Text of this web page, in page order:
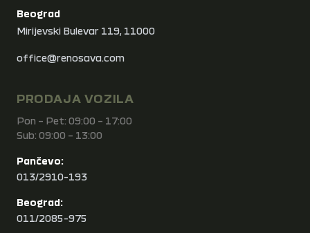
Beograd
Mirijevski Bulevar 119, 11000
office@renosava.com
PRODAJA VOZILA
Pon – Pet: 09:00 – 17:00
Sub: 09:00 – 13:00
Pančevo:
013/2910-193
Beograd:
011/2085-975